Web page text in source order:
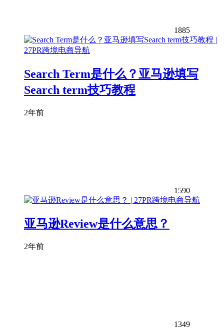
1885
Search Term是什么？亚马逊填写
Search term技巧教程
2年前
1590
亚马逊Review是什么意思？
2年前
1349